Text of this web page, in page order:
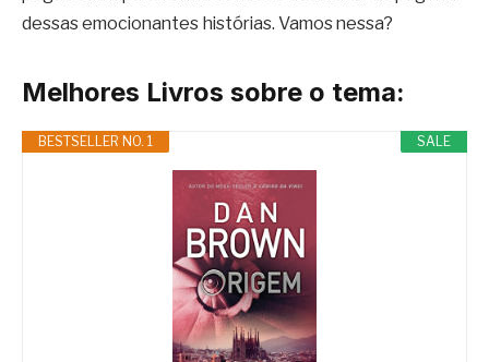
dessas emocionantes histórias. Vamos nessa?
Melhores Livros sobre o tema:
SALE
BESTSELLER NO. 1